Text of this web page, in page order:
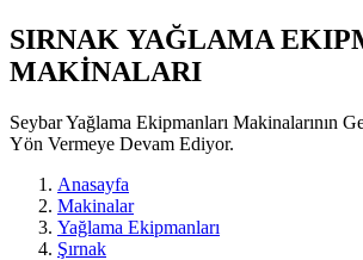
SIRNAK YAĞLAMA
MAKİNALARI
Seybar Yağlama Ekipmanları Makinalarının
Yön Vermeye Devam Ediyor.
Anasayfa
Makinalar
Yağlama Ekipmanları
Şırnak